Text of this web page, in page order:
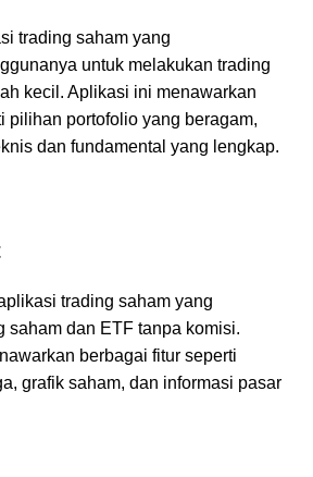
trading saham yang
untuk melakukan trading
kecil. Aplikasi ini menawarkan
pilihan portofolio yang beragam,
dan fundamental yang lengkap.
trading saham yang
saham dan ETF tanpa komisi.
berbagai fitur seperti
grafik saham, dan informasi pasar